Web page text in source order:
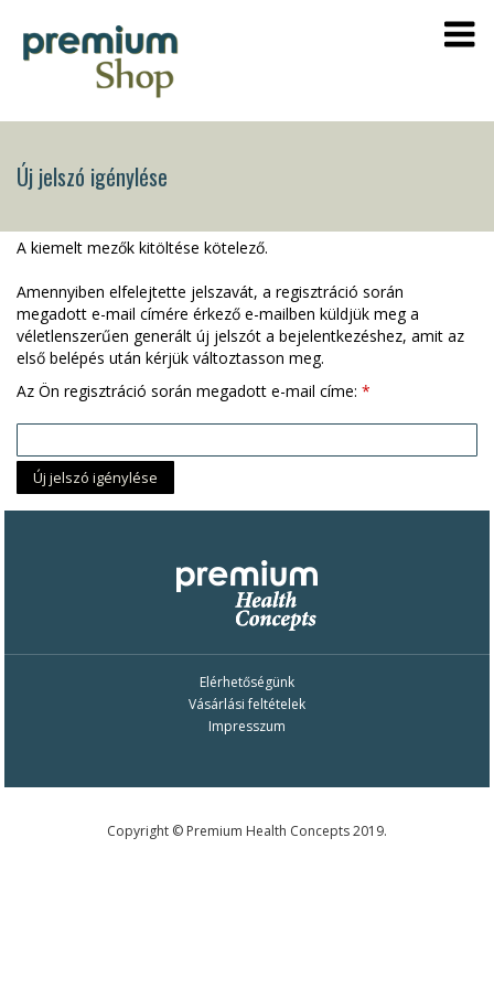
Új jelszó igénylése
A kiemelt mezők kitöltése kötelező.
Amennyiben elfelejtette jelszavát, a regisztráció során
megadott e-mail címére érkező e-mailben küldjük meg a
véletlenszerűen generált új jelszót a bejelentkezéshez, amit az
első belépés után kérjük változtasson meg.
Az Ön regisztráció során megadott e-mail címe:
Elérhetőségünk
Vásárlási feltételek
Impresszum
Copyright © Premium Health Concepts 2019.